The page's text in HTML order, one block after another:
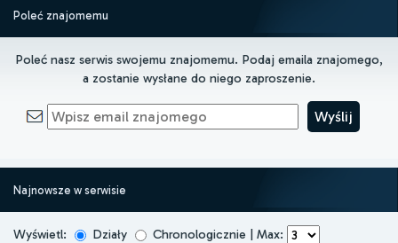
Poleć znajomemu
Poleć nasz serwis swojemu znajomemu. Podaj emaila znajomego,
a zostanie wysłane do niego zaproszenie.
Najnowsze w serwisie
Wyświetl: Działy Chronologicznie | Max: